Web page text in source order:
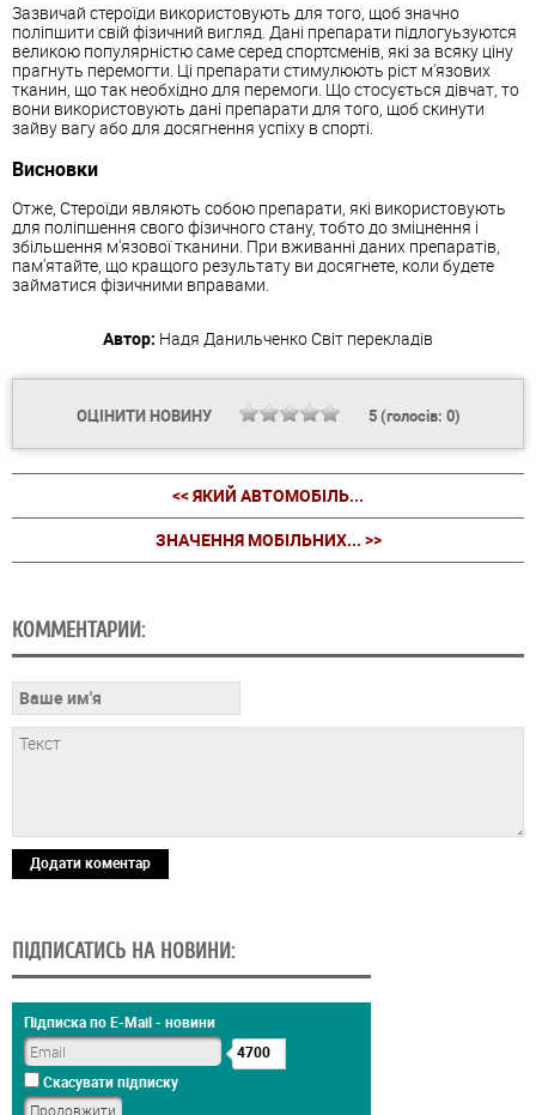
Зазвичай стероїди використовують для того, щоб значно
поліпшити свій фізичний вигляд. Дані препарати підлогуьзуются
великою популярністю саме серед спортсменів, які за всяку ціну
прагнуть перемогти. Ці препарати стимулюють ріст м'язових
тканин, що так необхідно для перемоги. Що стосується дівчат, то
вони використовують дані препарати для того, щоб скинути
зайву вагу або для досягнення успіху в спорті.
Висновки
Отже, Стероїди являють собою препарати, які використовують
для поліпшення свого фізичного стану, тобто до зміцнення і
збільшення м'язової тканини. При вживанні даних препаратів,
пам'ятайте, що кращого результату ви досягнете, коли будете
займатися фізичними вправами.
Автор: Надя ДанильченкоСвіт перекладів
ОЦІНИТИ НОВИНУ 5(голосів: 0)
<< ЯКИЙ АВТОМОБІЛЬ...
ЗНАЧЕННЯ МОБІЛЬНИХ... >>
КОММЕНТАРИИ:
Додати коментар
ПІДПИСАТИСЬ НА НОВИНИ:
Підписка по E-Mail - новини
4700
Скасувати підписку